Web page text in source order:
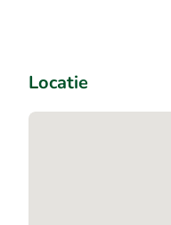
Locatie